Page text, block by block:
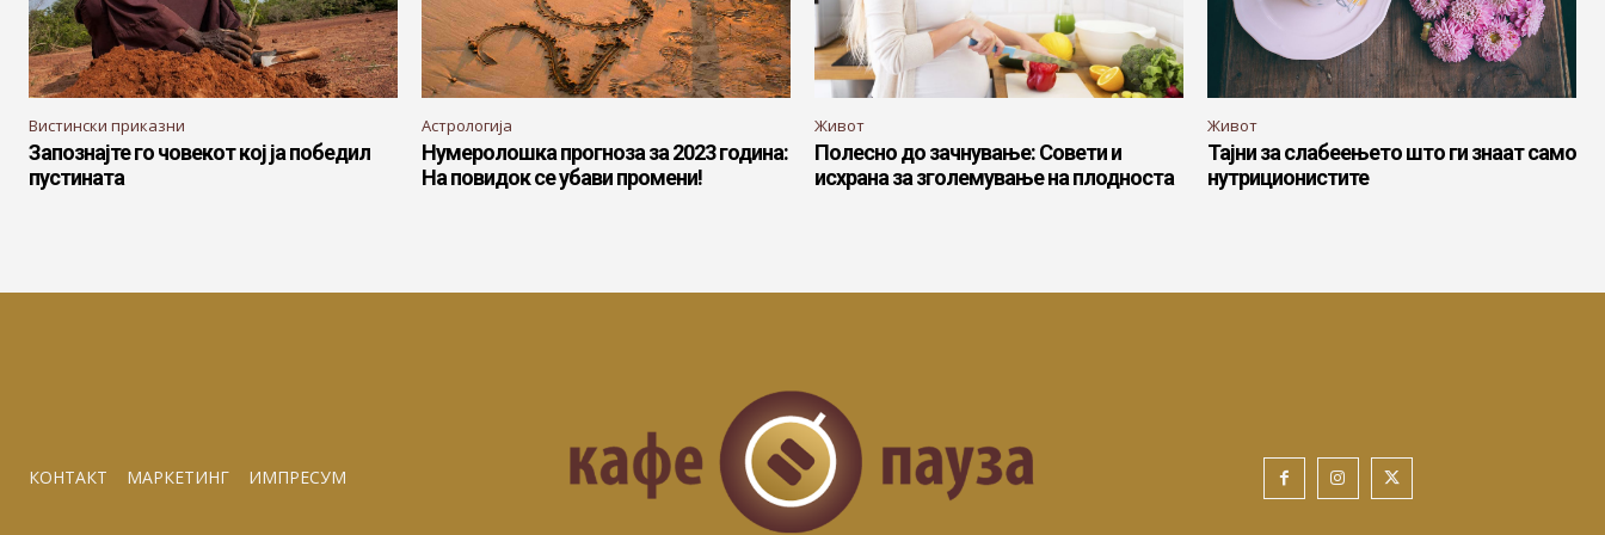
Вистински приказни
Запознајте го човекот кој ја победил
пустината
Астрологија
Нумеролошка прогноза за 2023 година:
На повидок се убави промени!
Живот
Полесно до зачнување: Совети и
исхрана за зголемување на плодноста
Живот
Тајни за слабеењето што ги знаат само
нутриционистите
КОНТАКТ МАРКЕТИНГ ИМПРЕСУМ